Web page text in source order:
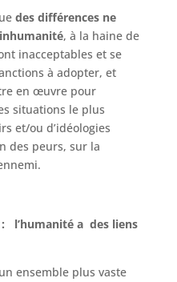
des différences ne
, à la haine de
inacceptables et se
à adopter, et
en œuvre pour
situations le plus
et/ou d’idéologies
des peurs, sur la
l’humanité a des liens
ensemble plus vaste